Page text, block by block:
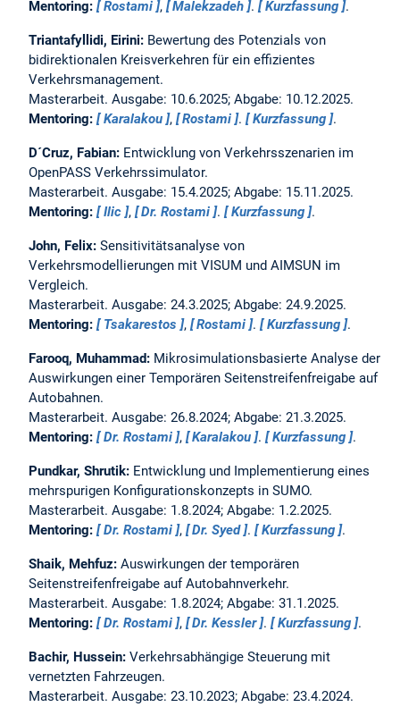
Mentoring:
Rostami , Malekzadeh . Kurzfassung .
Triantafyllidi, Eirini: Bewertung des Potenzials von
bidirektionalen Kreisverkehren für ein effizientes
Verkehrsmanagement.
Masterarbeit. Ausgabe: 10.6.2025; Abgabe: 10.12.2025.
Mentoring:
Karalakou , Rostami . Kurzfassung .
D´Cruz, Fabian: Entwicklung von Verkehrsszenarien im
OpenPASS Verkehrssimulator.
Masterarbeit. Ausgabe: 15.4.2025; Abgabe: 15.11.2025.
Mentoring:
Ilic , Dr. Rostami . Kurzfassung .
John, Felix: Sensitivitätsanalyse von
Verkehrsmodellierungen mit VISUM und AIMSUN im
Vergleich.
Masterarbeit. Ausgabe: 24.3.2025; Abgabe: 24.9.2025.
Mentoring:
Tsakarestos , Rostami . Kurzfassung .
Farooq, Muhammad: Mikrosimulationsbasierte Analyse der
Auswirkungen einer Temporären Seitenstreifenfreigabe auf
Autobahnen.
Masterarbeit. Ausgabe: 26.8.2024; Abgabe: 21.3.2025.
Mentoring:
Dr. Rostami , Karalakou . Kurzfassung .
Pundkar, Shrutik: Entwicklung und Implementierung eines
mehrspurigen Konfigurationskonzepts in SUMO.
Masterarbeit. Ausgabe: 1.8.2024; Abgabe: 1.2.2025.
Mentoring:
Dr. Rostami , Dr. Syed . Kurzfassung .
Shaik, Mehfuz: Auswirkungen der temporären
Seitenstreifenfreigabe auf Autobahnverkehr.
Masterarbeit. Ausgabe: 1.8.2024; Abgabe: 31.1.2025.
Mentoring:
Dr. Rostami , Dr. Kessler . Kurzfassung .
Bachir, Hussein: Verkehrsabhängige Steuerung mit
vernetzten Fahrzeugen.
Masterarbeit. Ausgabe: 23.10.2023; Abgabe: 23.4.2024.